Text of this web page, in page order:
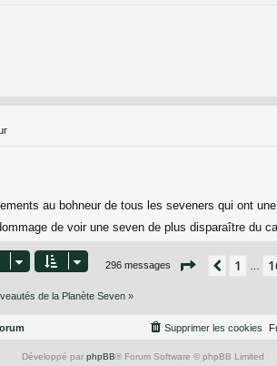
au bohneur de tous les seveners qui ont
de voir une seven de plus disparaître du
296 messages Page 20 sur
1
de la Planète Seven »
Supprimer les cookies
Développé par phpBB® Forum Software © phpBB Limited